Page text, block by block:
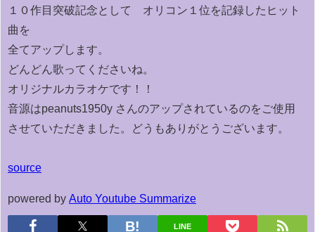
１０作目突破記念として オリコン１位を記録したヒット
曲を
全てアップします。
どんどん歌ってくださいね。
オリジナルカラオケです！！
音源はpeanuts1950y さんのアップされているのをご使用
させていただきました。どうもありがとうございます。
source
powered by Auto Youtube Summarize
LINE